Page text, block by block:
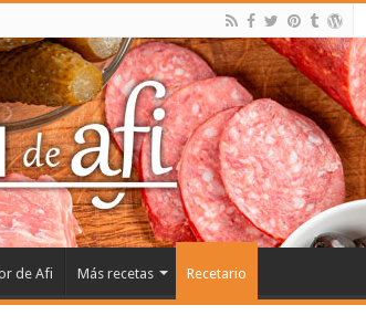
de Afi Más recetas Recetario